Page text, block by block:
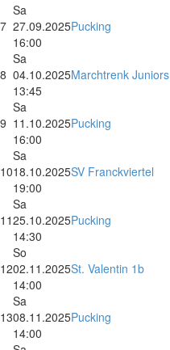
7
Sa
27.09.2025
16:00
Pucking
8
Sa
04.10.2025
13:45
Marchtrenk Juniors
9
Sa
11.10.2025
16:00
Pucking
10
Sa
18.10.2025
19:00
SV Franckviertel
11
Sa
25.10.2025
14:30
Pucking
12
So
02.11.2025
14:00
St. Valentin 1b
13
Sa
08.11.2025
14:00
Pucking